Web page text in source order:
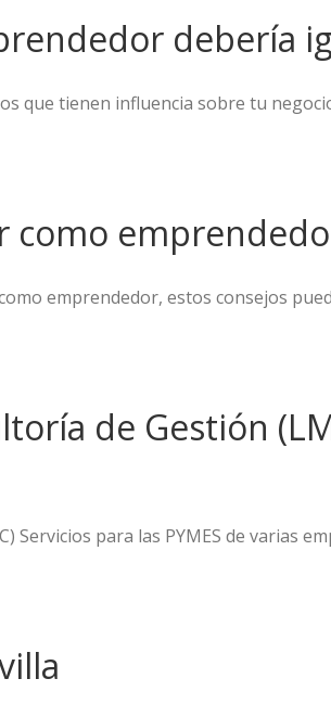
debería
que tienen influencia sobre tu
como
emprendedor, estos consejos
de Gestión
para las PYMES de varias